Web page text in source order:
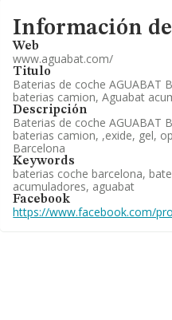
Informacion de su página
Información
Web
www.aguabat.com/
Titulo
Baterias de coche AGUABAT
baterias camion, Aguabat
Descripción
Baterias de coche AGUABAT
baterias camion, ,exide, gel,
Barcelona
Keywords
baterias coche barcelona,
acumuladores, aguabat
Facebook
https://www.facebook.com/